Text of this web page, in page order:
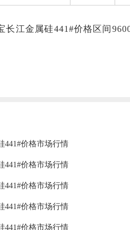
长江金属硅441#价格区间
441#价格市场行情
441#价格市场行情
441#价格市场行情
441#价格市场行情
441#价格市场行情